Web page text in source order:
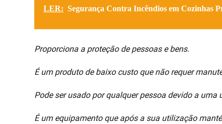
LER: Segurança Contra Incêndios em Cozinhas
Proporciona a proteção de pessoas e bens.
É um produto de baixo custo que não requer
Pode ser usado por qualquer pessoa devido a uma
É um equipamento que após a sua utilização